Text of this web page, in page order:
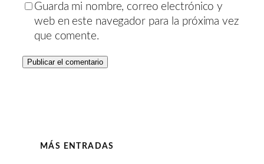
Guarda mi nombre, correo electrónico y
web en este navegador para la próxima vez
que comente.
MÁS ENTRADAS